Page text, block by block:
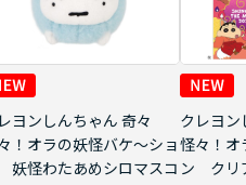
ヨンしんちゃん 奇々
！オラの妖怪バケ～ショ
妖怪わたあめシロマスコ
クレヨン
怪々！オ
ン クリ